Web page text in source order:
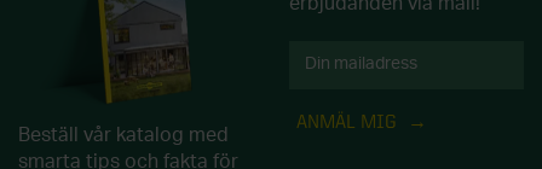
Beställ vår katalog med
smarta tips och fakta för
ANMÄL MIG